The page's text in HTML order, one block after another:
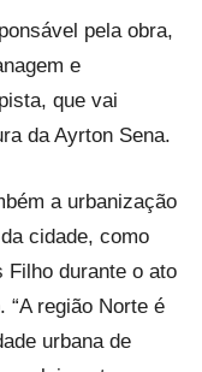
pela obra,
e
que vai
da Ayrton Sena.
a urbanização
cidade, como
Filho durante o ato
“A região Norte é
urbana de